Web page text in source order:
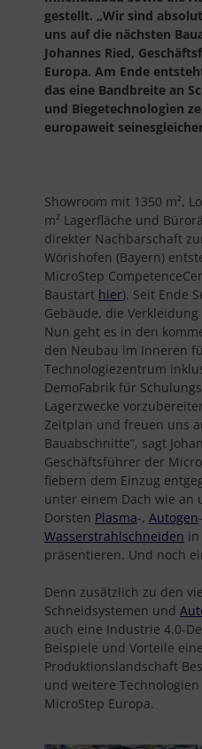
gestellt. „Wir sind
uns auf die nächsten
Johannes Ried,
Europa. Am Ende
das eine Bandbreite an
und Biegetechnologien
europaweit
Showroom mit 1350 m²,
m² Lagerfläche und
direkter Nachbarschaft
Wörishofen (Bayern)
MicroStep
Baustart hier). Seit Ende
Gebäude, die
Nun geht es in den
den Neubau im Inneren
Technologiezentrum
DemoFabrik für
Lagerzwecke
Zeitplan und freuen uns
Bauabschnitte“, sagt
Geschäftsführer der
fiebern dem Einzug
unter einem Dach wie an
Dorsten Plasma-, Autogen
Wasserstrahlschneiden in
präsentieren. Und noch
Denn zusätzlich zu den
Schneidsystemen und
auch eine Industrie 4.0-
Beispiele und Vorteile
Produktionslandschaft
und weitere Technologien
MicroStep Europa.